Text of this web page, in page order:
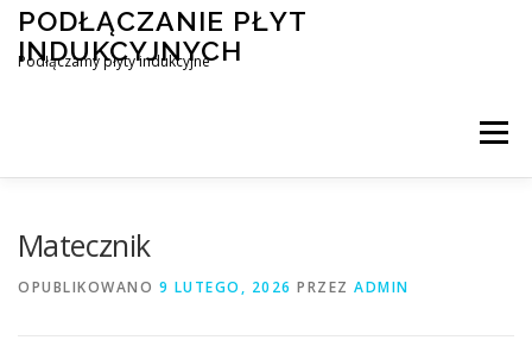
Przejdź
treści
PODŁĄCZANIE PŁYT
INDUKCYJNYCH
Podłączamy płyty indukcyjne
Menu
Matecznik
OPUBLIKOWANO 9 LUTEGO, 2026 PRZEZ ADMIN